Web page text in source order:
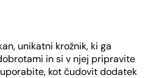
unikatni krožnik, ki ga
in si v njej pripravite
kot čudovit dodatek